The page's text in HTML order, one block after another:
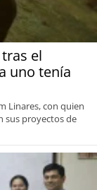
el
uno tenía
Linares, con quien
sus proyectos de